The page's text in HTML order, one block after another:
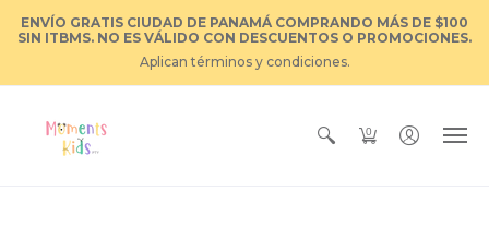
ENVÍO GRATIS CIUDAD DE PANAMÁ COMPRANDO MÁS DE $100
SIN ITBMS. NO ES VÁLIDO CON DESCUENTOS O PROMOCIONES.
Aplican términos y condiciones.
0